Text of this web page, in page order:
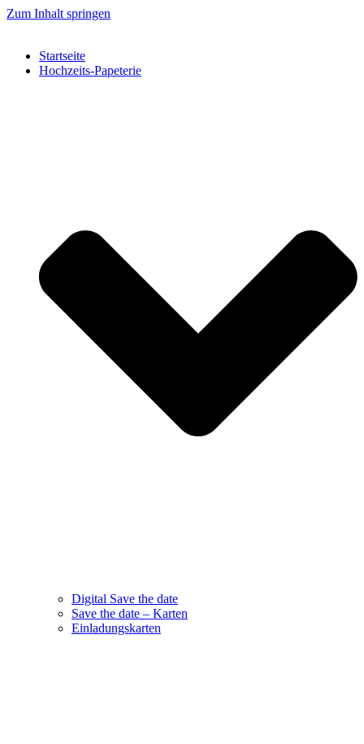
Zum Inhalt springen
Startseite
Hochzeits-Papeterie
Digital Save the date
Save the date – Karten
Einladungskarten